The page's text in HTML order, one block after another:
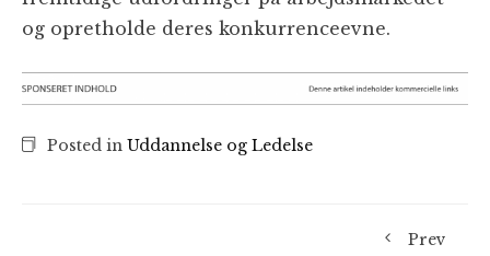
og opretholde deres konkurrenceevne.
Posted in Uddannelse og Ledelse
Prev